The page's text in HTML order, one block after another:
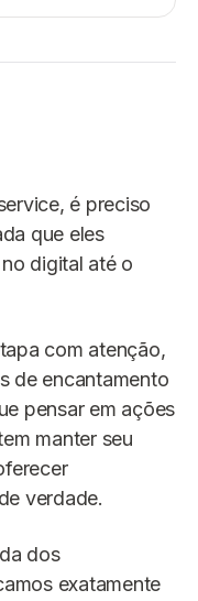
é preciso
que eles
digital até o
com atenção,
de encantamento
pensar em ações
manter seu
verdade.
dos
exatamente